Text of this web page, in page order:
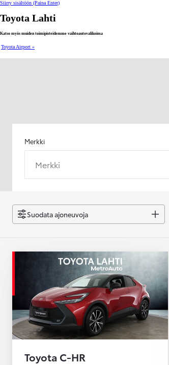
Siirry sisältöön (Paina Enter)
Toyota Lahti
Katso myös muiden toimipisteidemme vaihtoautovalikoima
Toyota Airport »
Merkki
Merkki
Suodata ajoneuvoja
Toyota C-HR